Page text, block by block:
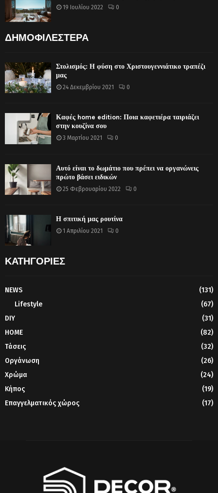
19 Ιουλίου 2022 0
ΔΗΜΟΦΙΛΕΣΤΕΡΑ
Στολισμός: Η φύση στο Χριστουγεννιάτικο τραπέζι
μας
24 Δεκεμβρίου 2021 0
Καφές home edition: Ποια καφετιέρα ταιριάζει
στην κουζίνα σου
3 Μαρτίου 2021 0
Αυτό είναι το δωμάτιο που πρέπει να οργανώνεις
πρώτο βάσει ειδικών
25 Φεβρουαρίου 2022 0
Η σπιτική μας ρουτίνα
1 Απριλίου 2021 0
ΚΑΤΗΓΟΡΙΕΣ
NEWS
(131)
Lifestyle
(67)
DIY
(31)
HOME
(82)
Τάσεις
(32)
Οργάνωση
(26)
Χρώμα
(24)
Κήπος
(19)
Επαγγελματικός χώρος
(17)